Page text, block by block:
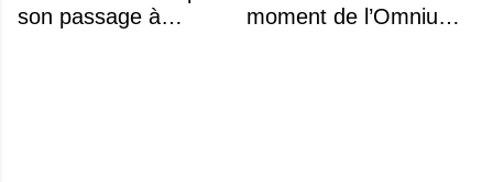
son passage à
moment de l’Omnium